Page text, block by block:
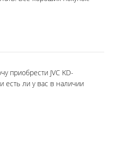
приобрести JVC KD-
есть ли у вас в наличии